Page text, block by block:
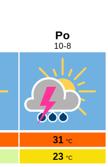
Po
10-8
31 °C
23 °C